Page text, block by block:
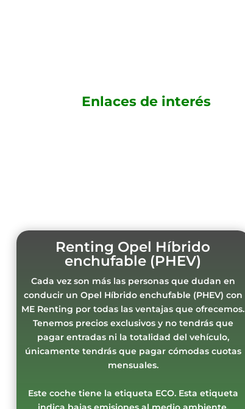
Enlaces de interés
Renting Opel Híbrido
enchufable (PHEV)
Cada vez son más las personas que dudan en
conducir un Opel Híbrido enchufable (PHEV) con
ME Renting por todas las ventajas que ofrecemos.
Tenemos precios exclusivos y no tendrás que
pagar entradas ni la totalidad del vehículo,
únicamente tendrás que pagar cómodas cuotas
mensuales.
Este coche tiene la etiqueta ECO. Esta etiqueta